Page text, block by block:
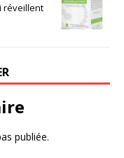
réveillent
publiée.